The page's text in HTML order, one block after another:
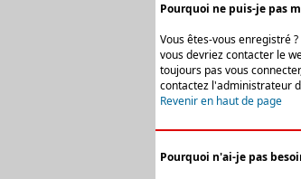
Pourquoi ne puis-je pas
Vous êtes-vous enregistré
vous devriez contacter le
toujours pas vous
contactez l'administrateur
Revenir en haut de page
Pourquoi n'ai-je pas